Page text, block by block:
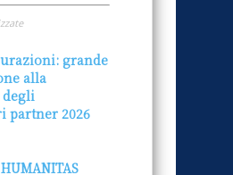
grande
alla
partner 2026